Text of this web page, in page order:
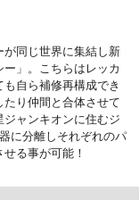
が同じ世界に集結し新
」。こちらはレッカ
自ら補修再構成でき
り仲間と合体させて
ャンキオンに住むジ
に分離しそれぞれのパ
る事が可能！